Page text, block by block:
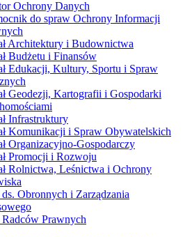
Ochrony Danych
do spraw Ochrony Informacji
Architektury i Budownictwa
Budżetu i Finansów
Edukacji, Kultury, Sportu i Spraw
Geodezji, Kartografii i Gospodarki
Infrastruktury
Komunikacji i Spraw Obywatelskich
Organizacyjno-Gospodarczy
Promocji i Rozwoju
Rolnictwa, Leśnictwa i Ochrony
ds. Obronnych i Zarządzania
Radców Prawnych